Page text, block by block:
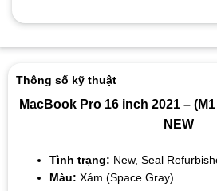
Thông số kỹ thuật
MacBook Pro 16 inch 2021 –
NEW
Tình trạng: New, Seal
Màu: Xám (Space Gray)